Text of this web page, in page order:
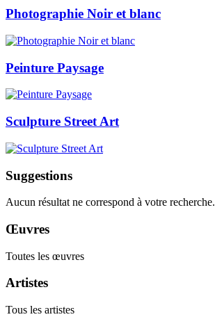
Photographie Noir et blanc
Peinture Paysage
Sculpture Street Art
Suggestions
Aucun résultat ne correspond à votre recherche.
Œuvres
Toutes les œuvres
Artistes
Tous les artistes